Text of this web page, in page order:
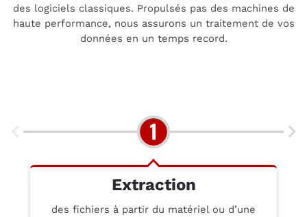
des logiciels classiques. Propulsés pas des machines de
haute performance, nous assurons un traitement de vos
données en un temps record.
Extraction
des fichiers à partir du matériel ou d’une